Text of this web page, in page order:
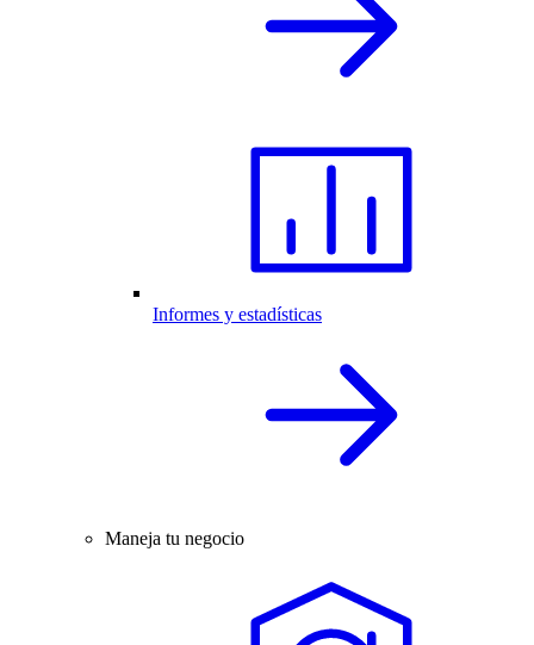
Informes y estadísticas
Maneja tu negocio